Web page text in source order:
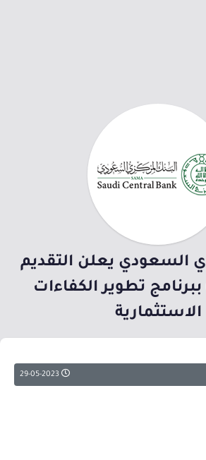
السعودي يعلن التقديم
تطوير الكفاءات
الاستثمارية